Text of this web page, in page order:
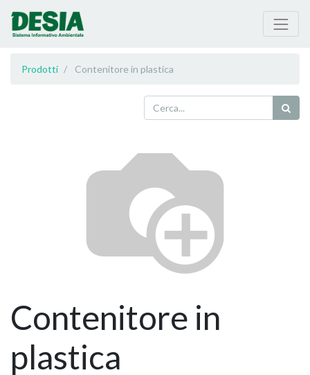
Prodotti Contenitore in plastica
Contenitore in
plastica